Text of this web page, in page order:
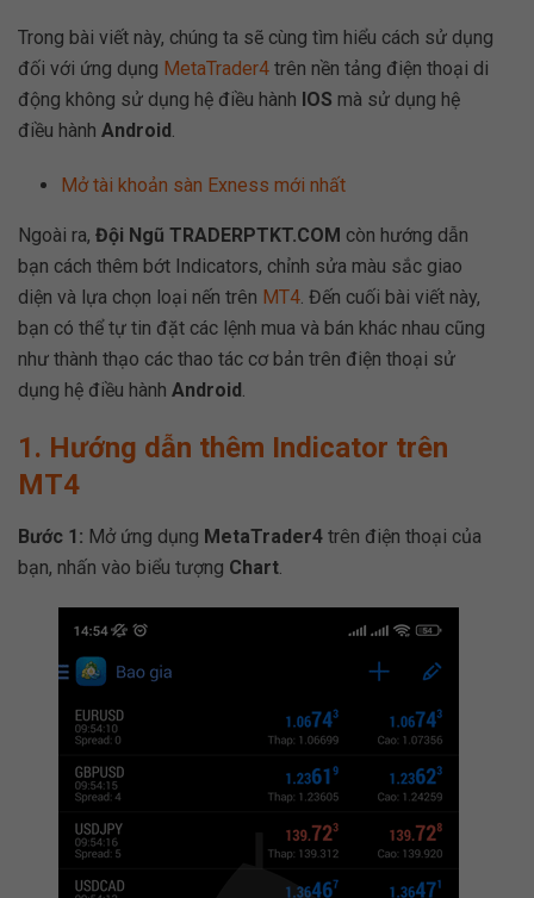
Trong bài viết này, chúng ta sẽ cùng tìm hiểu cách sử dụng
đối với ứng dụng MetaTrader4 trên nền tảng điện thoại di
động không sử dụng hệ điều hành IOS mà sử dụng hệ
điều hành Android.
Mở tài khoản sàn Exness mới nhất
Ngoài ra, Đội Ngũ TRADERPTKT.COM còn hướng dẫn
bạn cách thêm bớt Indicators, chỉnh sửa màu sắc giao
diện và lựa chọn loại nến trên MT4. Đến cuối bài viết này,
bạn có thể tự tin đặt các lệnh mua và bán khác nhau cũng
như thành thạo các thao tác cơ bản trên điện thoại sử
dụng hệ điều hành Android.
1. Hướng dẫn thêm Indicator trên
MT4
Bước 1: Mở ứng dụng MetaTrader4 trên điện thoại của
bạn, nhấn vào biểu tượng Chart.